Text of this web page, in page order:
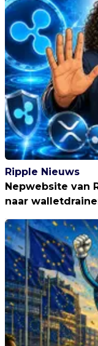
Ripple Nieuws
Nepwebsite van
naar